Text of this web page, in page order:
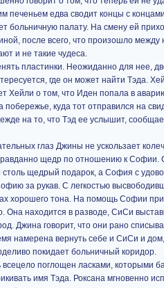
печеньем едва сводит концы с
палату. На смену ей
после всего, что произошло
и не такие чудеса.
пластинки. Неожиданно для нее,
где он может найти Тэда.
Хейли о том, что Иден попала в
куда тот отправился на
на то, что Тэд ее услышит,
глаз Джины не ускользает
щедр по отношению к Софии.
щедрый подарок, а София с
за рукав. С легкостью
хорошего тона. На помощь Софии
Она находится в разводе, СиСи
Джина говорит, что они рано
намерена вернуть себе и СиСи и
покидает больничный коридор.
поглощен ласками, которыми
имя Тэда. Роксана мгновенно